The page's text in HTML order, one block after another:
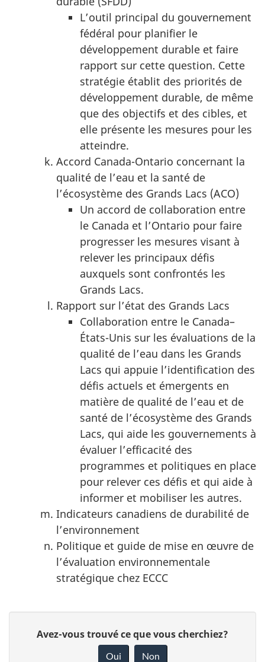
L’outil principal du gouvernement
fédéral pour planifier le
développement durable et faire
rapport sur cette question. Cette
stratégie établit des priorités de
développement durable, de même
que des objectifs et des cibles, et
elle présente les mesures pour les
atteindre.
Accord Canada-Ontario concernant la
qualité de l’eau et la santé de
l’écosystème des Grands Lacs (ACO)
Un accord de collaboration entre
le Canada et l’Ontario pour faire
progresser les mesures visant à
relever les principaux défis
auxquels sont confrontés les
Grands Lacs.
Rapport sur l’état des Grands Lacs
Collaboration entre le Canada–
États-Unis sur les évaluations de la
qualité de l’eau dans les Grands
Lacs qui appuie l’identification des
défis actuels et émergents en
matière de qualité de l’eau et de
santé de l’écosystème des Grands
Lacs, qui aide les gouvernements à
évaluer l’efficacité des
programmes et politiques en place
pour relever ces défis et qui aide à
informer et mobiliser les autres.
Indicateurs canadiens de durabilité de
l’environnement
Politique et guide de mise en œuvre de
l’évaluation environnementale
stratégique chez ECCC
Avez-vous trouvé ce que vous cherchiez?
Oui Non